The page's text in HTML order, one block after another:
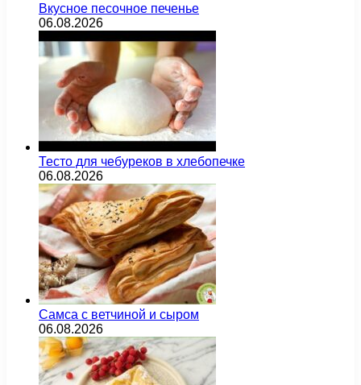
Вкусное песочное печенье
06.08.2026
Тесто для чебуреков в хлебопечке
06.08.2026
Самса с ветчиной и сыром
06.08.2026